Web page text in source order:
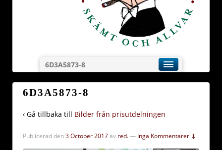
6D3A5873-8
6D3A5873-8
‹ Gå tillbaka till Bilder från prisutdelningen
Publicerad den3 October 2017av red.— Inga Kommentarer ↓